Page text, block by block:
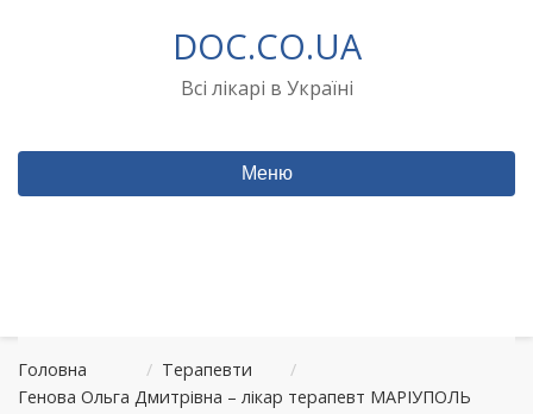
DOC.CO.UA
Всі лікарі в Україні
Меню
Головна / Терапевти
/
Генова Ольга Дмитрівна – лікар терапевт МАРІУПОЛЬ